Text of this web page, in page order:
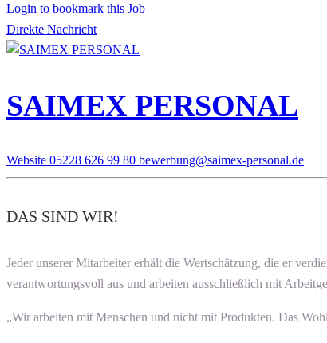
Login to bookmark this Job
Direkte Nachricht
SAIMEX PERSONAL
Website 05228 626 99 80 bewerbung@saimex-personal.de
DAS SIND WIR!
Jeder unserer Mitarbeiter erhält die Wertschätzung, die er
verantwortungsvoll aus und arbeiten ausschließlich mit
„Wir arbeiten mit Menschen und nicht mit Produkten. Das